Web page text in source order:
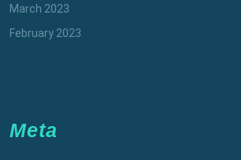
March 2023
February 2023
Meta